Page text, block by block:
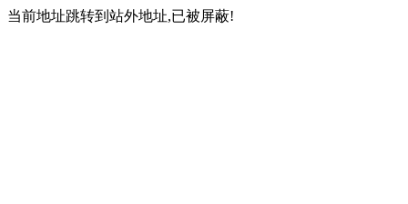
当前地址跳转到站外地址,已被屏蔽!